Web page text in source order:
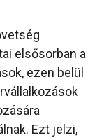
elsősorban a
ezen belül
Ezt jelzi,